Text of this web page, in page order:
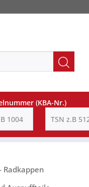
(KBA-Nr.)
Radkappen